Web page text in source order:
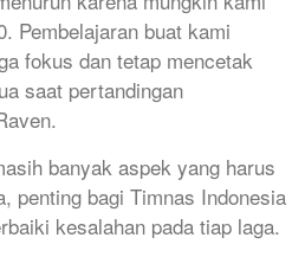
Pembelajaran buat kami
fokus dan tetap mencetak
saat pertandingan
banyak aspek yang harus
penting bagi Timnas Indonesia
kesalahan pada tiap laga.